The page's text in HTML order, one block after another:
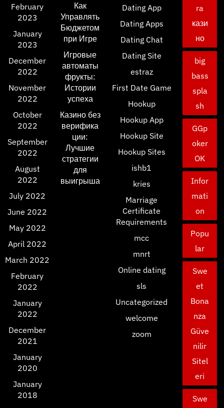
February
2023
January
2023
December
2022
November
2022
October
2022
September
2022
August
2022
July 2022
June 2022
May 2022
April 2022
March 2022
February
2022
January
2022
December
2021
January
2020
January
2018
Как
Управлять
Бюджетом
при Игре
Игровые
автоматы
фрукты:
Истории
успеха
Казино без
верифика
ции:
Лучшие
стратегии
для
выигрыша
Dating App
Dating Apps
Dating Chat
Dating Site
estraz
First Date Game
Hookup
Hookup App
Hookup Site
Hookup Sites
ishb1
kries
Marriage
Certificate
Requirements
mcc
mnrt
Online dating
sls
Uncategorized
welcome
zoom
ra
кази
но
big
bass
spla
sh
GGp
oker
OK
Infor
mati
on
Popu
lar
Swe
et
Bona
nza
Güve
nilir
Sitel
eri
Swe